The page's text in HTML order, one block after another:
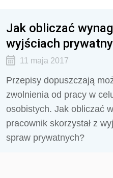
Jak obliczać
wyjściach
11 maja 2017
Przepisy dopuszczają
zwolnienia od pracy w
osobistych. Jak obliczać
pracownik skorzystał z
spraw prywatnych?